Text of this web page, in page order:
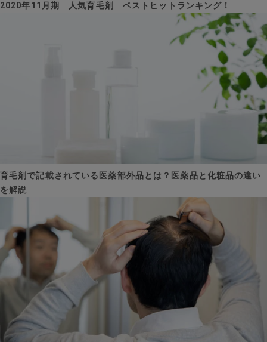
2020年11月期 人気育毛剤 ベストヒットランキング！
育毛剤で記載されている医薬部外品とは？医薬品と化粧品の違い
を解説